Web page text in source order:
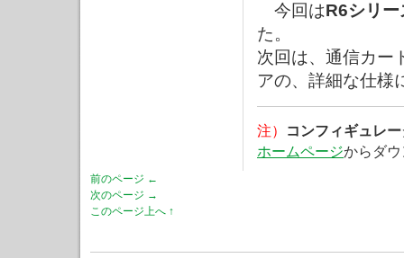
今回はR6シリー
た。
次回は、通信カー
アの、詳細な仕様
注）
コンフィギュレ
ホームページからダ
前のページ ←
次のページ →
このページ上へ ↑